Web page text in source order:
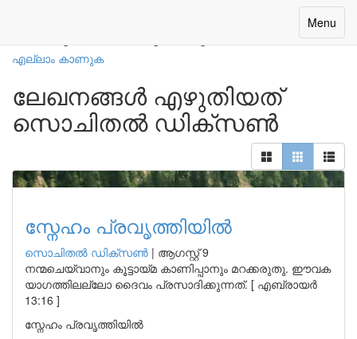
Toggle
Menu
എല്ലാം കാണുക
ലേഖനങ്ങൾ എഴുതിയത്
സൊചിതൽ ഡിക്‌സൺ
സ്നേഹം പ്രവൃത്തിയിൽ
സൊചിതൽ ഡിക്‌സൺ | ആഗസ്റ്റ് 9
നന്മചെയ്വാനും കൂട്ടായ്മ കാണിപ്പാനും മറക്കരുതു. ഈവക
യാഗത്തിലല്ലോ ദൈവം പ്രസാദിക്കുന്നത്. [ എബ്രായർ
13:16 ]
സ്നേഹം പ്രവൃത്തിയിൽ